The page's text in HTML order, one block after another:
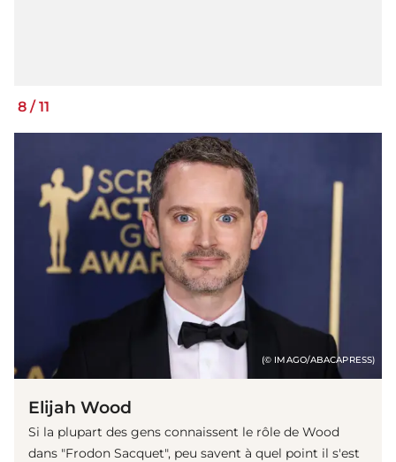
8 / 11
(© IMAGO/ABACAPRESS)
Elijah Wood
Si la plupart des gens connaissent le rôle de Wood
dans "Frodon Sacquet", peu savent à quel point il s'est